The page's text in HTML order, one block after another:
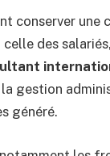
conserver une
des
gestion
généré.